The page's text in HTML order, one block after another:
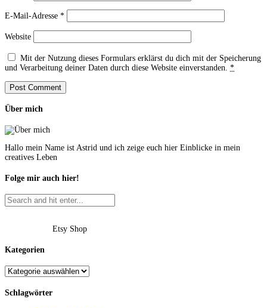
E-Mail-Adresse *
Website
Mit der Nutzung dieses Formulars erklärst du dich mit der Speicherung
und Verarbeitung deiner Daten durch diese Website einverstanden. *
Über mich
Hallo mein Name ist Astrid und ich zeige euch hier Einblicke in mein
creatives Leben
Folge mir auch hier!
Etsy Shop
Kategorien
Schlagwörter